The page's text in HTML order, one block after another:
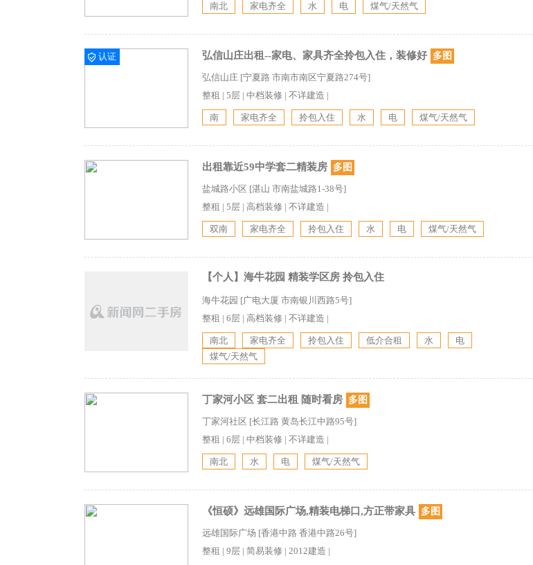
南北 家电齐全 水 电 煤气/天然气
认证 弘信山庄出租--家电、家具齐全拎包入住，装修好 多图
弘信山庄 [宁夏路 市南市南区宁夏路274号]
整租 | 5层 | 中档装修 | 不详建造 |
南 家电齐全 拎包入住 水 电 煤气/天然气
出租靠近59中学套二精装房 多图
盐城路小区 [湛山 市南盐城路1-38号]
整租 | 5层 | 高档装修 | 不详建造 |
双南 家电齐全 拎包入住 水 电 煤气/天然气
【个人】海牛花园 精装学区房 拎包入住
海牛花园 [广电大厦 市南银川西路5号]
整租 | 6层 | 高档装修 | 不详建造 |
南北 家电齐全 拎包入住 低介合租 水
电
煤气/天然气
丁家河小区 套二出租 随时看房 多图
丁家河社区 [长江路 黄岛长江中路95号]
整租 | 6层 | 中档装修 | 不详建造 |
南北 水 电 煤气/天然气
《恒硕》远雄国际广场,精装电梯口,方正带家具 多图
远雄国际广场 [香港中路 香港中路26号]
整租 | 9层 | 简易装修 | 2012建造 |